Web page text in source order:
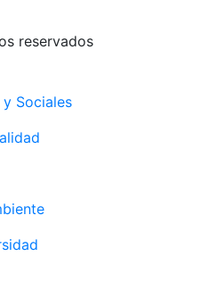
reservados
Sociales